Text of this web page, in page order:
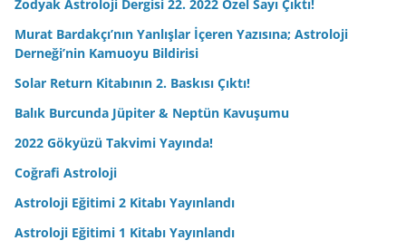
Zodyak Astroloji Dergisi 22. 2022 Özel Sayı Çıktı!
Murat Bardakçı’nın Yanlışlar İçeren Yazısına; Astroloji
Derneği’nin Kamuoyu Bildirisi
Solar Return Kitabının 2. Baskısı Çıktı!
Balık Burcunda Jüpiter & Neptün Kavuşumu
2022 Gökyüzü Takvimi Yayında!
Coğrafi Astroloji
Astroloji Eğitimi 2 Kitabı Yayınlandı
Astroloji Eğitimi 1 Kitabı Yayınlandı